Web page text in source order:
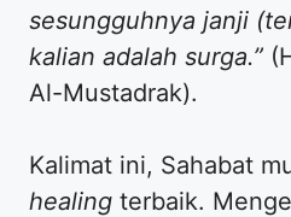
sesungguhnya janji
kalian adalah surga.”
Al-Mustadrak).
​Kalimat ini, Sahabat
healing terbaik.